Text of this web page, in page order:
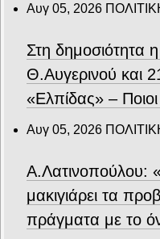
Αυγ 05, 2026
Στη δημοσιότητα
Θ.Αυγερινού και
«Ελπίδας» –
Αυγ 05, 2026
Α.Λατινοπούλου:
μακιγιάρει τα
πράγματα με το